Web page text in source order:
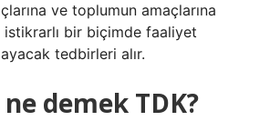
ve toplumun amaçlarına
bir biçimde faaliyet
tedbirleri alır.
demek TDK?